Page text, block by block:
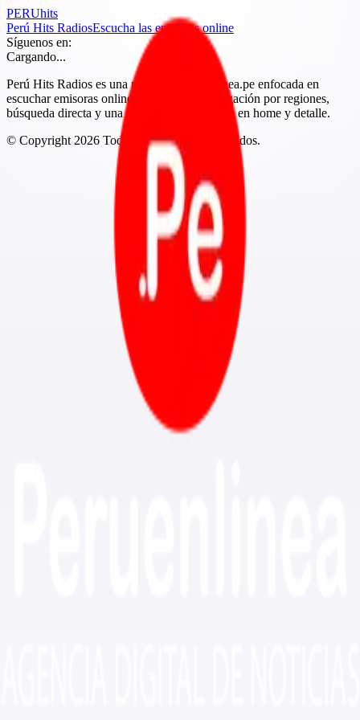
PERUhits
Perú Hits RadiosEscucha las emisoras online
Síguenos en:
Cargando...
Perú Hits Radios es una marca de Peruenlinea.pe enfocada en
escuchar emisoras online del Perú con navegación por regiones,
búsqueda directa y una experiencia más clara en home y detalle.
© Copyright 2026 Todos los derechos reservados.